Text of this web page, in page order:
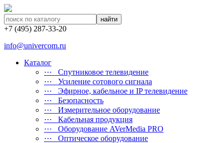
найти
+7 (495) 287-33-20
info@univercom.ru
Каталог
⋯ Cпутниковое телевидение
⋯ Усиление сотового сигнала
⋯ Эфирное, кабельное и IP телевидение
⋯ Безопасность
⋯ Измерительное оборудование
⋯ Кабельная продукция
⋯ Оборудование AVerMedia PRO
⋯ Оптическое оборудование